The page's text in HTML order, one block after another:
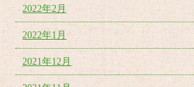
2022年2月
2022年1月
2021年12月